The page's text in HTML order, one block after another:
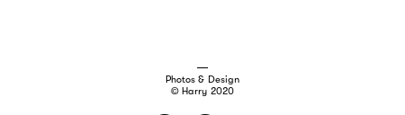
Photos & Design
© Harry 2020